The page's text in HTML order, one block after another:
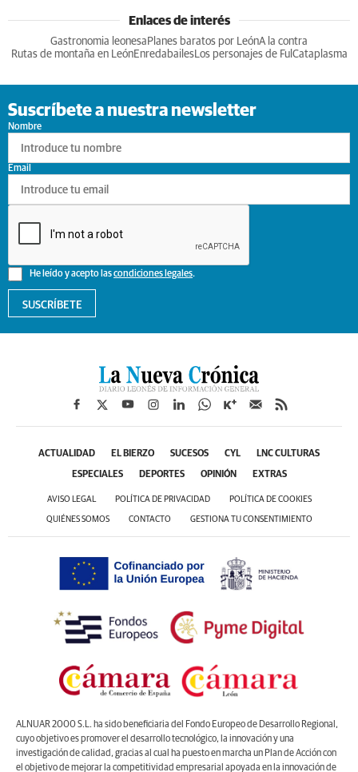
Enlaces de interés
Gastronomia leonesa Planes baratos por LeónA la contra
Rutas de montaña en LeónEnredabailesLos personajes de Ful Cataplasma
Suscríbete a nuestra newsletter
Nombre
He leído y acepto lascondiciones legales.
Email
SUSCRÍBETE
ACTUALIDAD EL BIERZO SUCESOS CYL LNC CULTURAS
ESPECIALES DEPORTES OPINIÓN EXTRAS
AVISO LEGAL POLÍTICA DE PRIVACIDAD POLÍTICA DE COOKIES
QUIÉNES SOMOS CONTACTO GESTIONA TU CONSENTIMIENTO
ALNUAR 2000 S.L. ha sido beneficiaria del Fondo Europeo de Desarrollo Regional,
cuyo objetivo es promover el desarrollo tecnológico, la innovación y una
investigación de calidad, gracias al cual ha puesto en marcha un Plan de Acción con
el objetivo de mejorar la competitividad empresarial apoyada en la innovación de